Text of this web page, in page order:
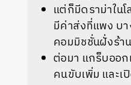
แต่ก็มีดราม่าใน
มีค่าส่งที่แพง บ
คอมมิชชั่นฝั่งร้า
ต่อมา แกร็บออ
คนขับเพิ่ม และเ